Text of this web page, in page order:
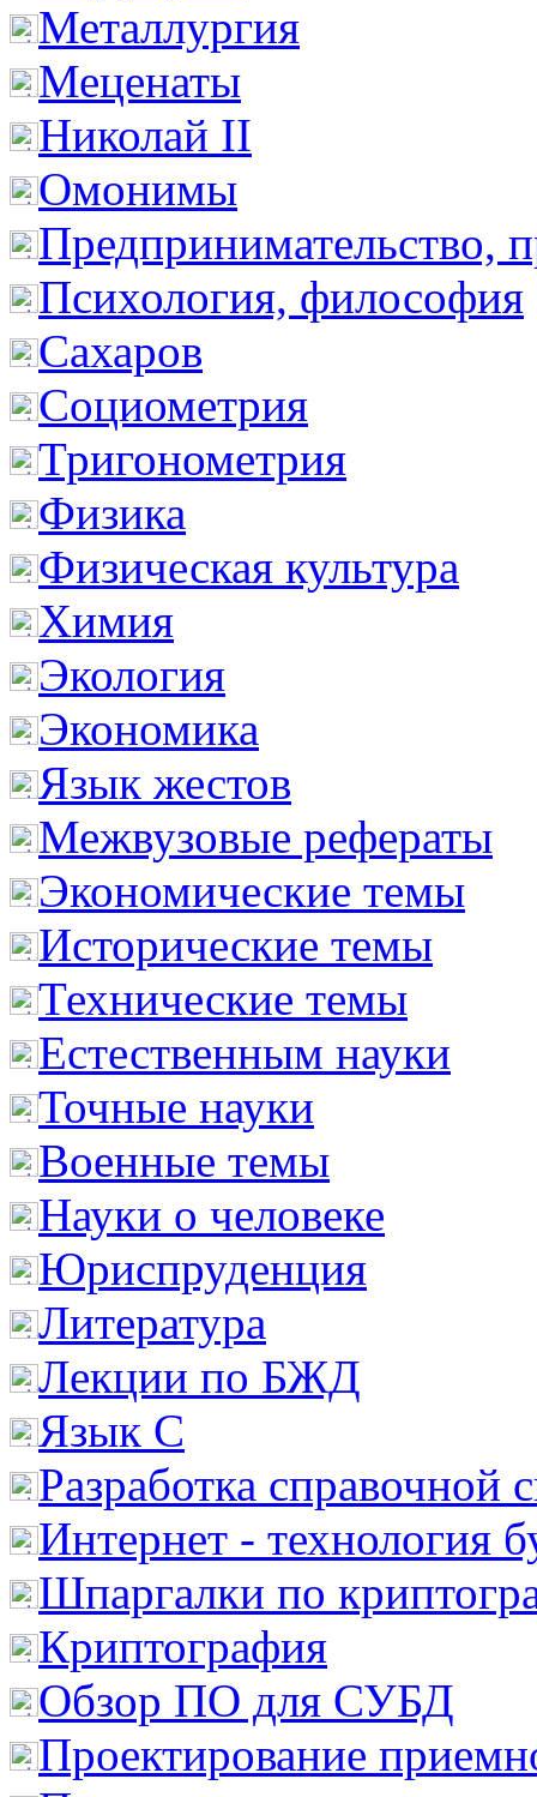
Металлургия
Меценаты
Николай II
Омонимы
Предпринимательство,
Психология, философия
Сахаров
Социометрия
Тригонометрия
Физика
Физическая культура
Химия
Экология
Экономика
Язык жестов
Межвузовые рефераты
Экономические темы
Исторические темы
Технические темы
Естественным науки
Точные науки
Военные темы
Науки о человеке
Юриспруденция
Литература
Лекции по БЖД
Язык С
Разработка справочной
Интернет - технология
Шпаргалки по
Криптография
Обзор ПО для СУБД
Проектирование